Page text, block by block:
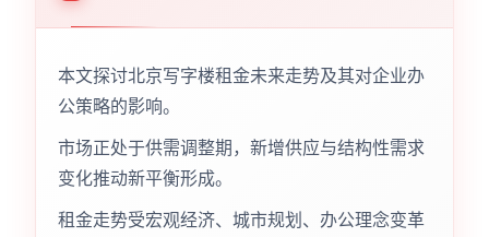
本文探讨北京写字楼租金未来走势及其对企业办
公策略的影响。
市场正处于供需调整期，新增供应与结构性需求
变化推动新平衡形成。
租金走势受宏观经济、城市规划、办公理念变革